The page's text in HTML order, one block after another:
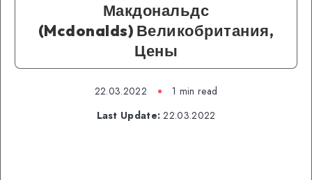
Макдональдс
(Mcdonalds) Великобритания,
Цены
22.03.2022
1 min read
Last Update: 22.03.2022